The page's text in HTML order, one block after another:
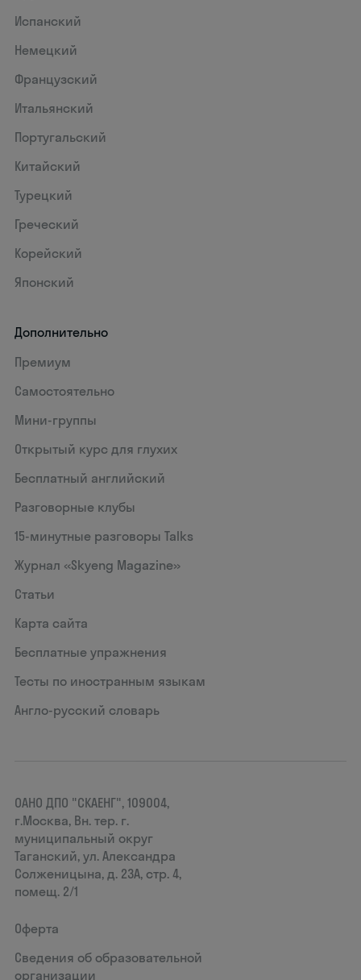
Испанский
Немецкий
Французский
Итальянский
Португальский
Китайский
Турецкий
Греческий
Корейский
Японский
Дополнительно
Премиум
Самостоятельно
Мини-группы
Открытый курс для глухих
Бесплатный английский
Разговорные клубы
15‑минутные разговоры Talks
Журнал «Skyeng Magazine»
Статьи
Карта сайта
Бесплатные упражнения
Тесты по иностранным языкам
Англо-русский словарь
ОАНО ДПО "СКАЕНГ", 109004,
г.Москва, Вн. тер. г.
муниципальный округ
Таганский, ул. Александра
Солженицына, д. 23А, стр. 4,
помещ. 2/1
Оферта
Сведения об образовательной
организации